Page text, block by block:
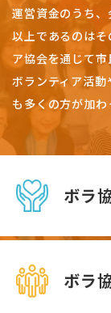
運営資金のうち
以上であるのはそ
ア協会を通じて
ボランティア活
も多くの方が加
ボラ
ボラ